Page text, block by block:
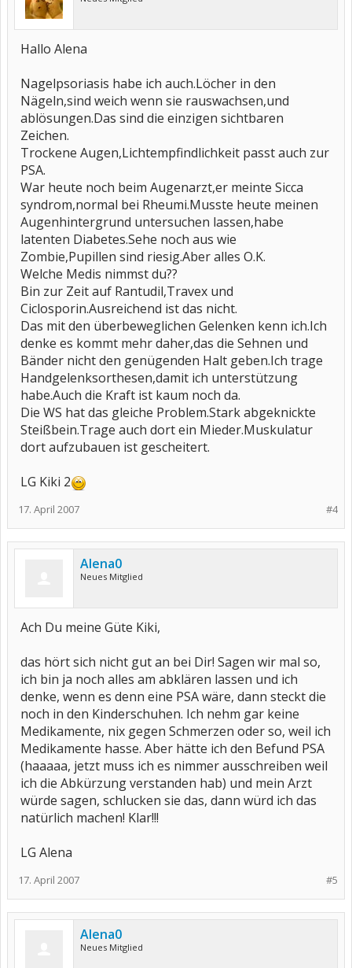
Hallo Alena
Nagelpsoriasis habe ich auch.Löcher in den
Nägeln,sind weich wenn sie rauswachsen,und
ablösungen.Das sind die einzigen sichtbaren
Zeichen.
Trockene Augen,Lichtempfindlichkeit passt auch zur
PSA.
War heute noch beim Augenarzt,er meinte Sicca
syndrom,normal bei Rheumi.Musste heute meinen
Augenhintergrund untersuchen lassen,habe
latenten Diabetes.Sehe noch aus wie
Zombie,Pupillen sind riesig.Aber alles O.K.
Welche Medis nimmst du??
Bin zur Zeit auf Rantudil,Travex und
Ciclosporin.Ausreichend ist das nicht.
Das mit den überbeweglichen Gelenken kenn ich.Ich
denke es kommt mehr daher,das die Sehnen und
Bänder nicht den genügenden Halt geben.Ich trage
Handgelenksorthesen,damit ich unterstützung
habe.Auch die Kraft ist kaum noch da.
Die WS hat das gleiche Problem.Stark abgeknickte
Steißbein.Trage auch dort ein Mieder.Muskulatur
dort aufzubauen ist gescheitert.
LG Kiki 2
#4
17. April 2007
Alena0
Neues Mitglied
Ach Du meine Güte Kiki,
das hört sich nicht gut an bei Dir! Sagen wir mal so,
ich bin ja noch alles am abklären lassen und ich
denke, wenn es denn eine PSA wäre, dann steckt die
noch in den Kinderschuhen. Ich nehm gar keine
Medikamente, nix gegen Schmerzen oder so, weil ich
Medikamente hasse. Aber hätte ich den Befund PSA
(haaaaa, jetzt muss ich es nimmer ausschreiben weil
ich die Abkürzung verstanden hab) und mein Arzt
würde sagen, schlucken sie das, dann würd ich das
natürlich machen! Klar!!!
LG Alena
#5
17. April 2007
Alena0
Neues Mitglied